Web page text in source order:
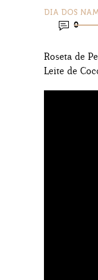
DIA DOS
0
Roseta de
Leite de